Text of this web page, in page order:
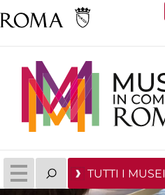
TUTTI I MUSEI